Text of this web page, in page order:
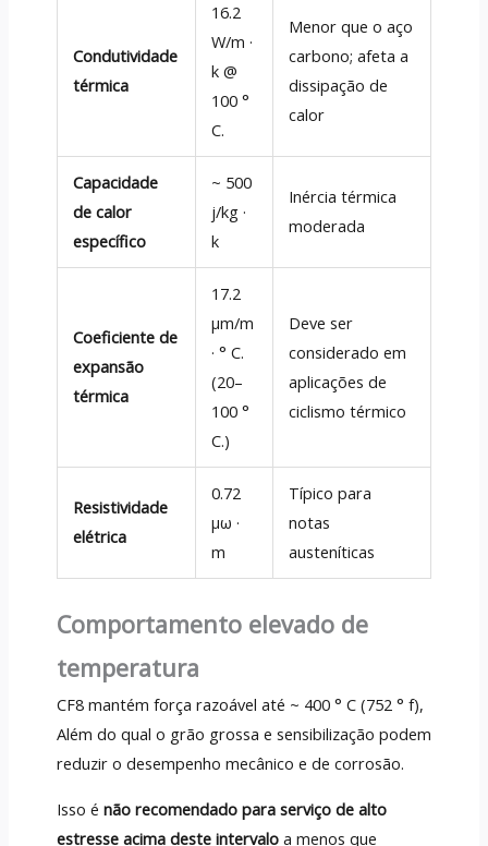
Condutividade
térmica
16.2
W/m ·
k @
100 °
C.
Menor que o aço
carbono; afeta a
dissipação de
calor
Capacidade
de calor
específico
~ 500
j/kg ·
k
Inércia térmica
moderada
Coeficiente de
expansão
térmica
17.2
µm/m
· ° C.
(20–
100 °
C.)
Deve ser
considerado em
aplicações de
ciclismo térmico
Resistividade
elétrica
0.72
µω ·
m
Típico para
notas
austeníticas
Comportamento elevado de
temperatura
CF8 mantém força razoável até ~ 400 ° C (752 ° f),
Além do qual o grão grossa e sensibilização podem
reduzir o desempenho mecânico e de corrosão.
Isso é não recomendado para serviço de alto
estresse acima deste intervaloa menos que